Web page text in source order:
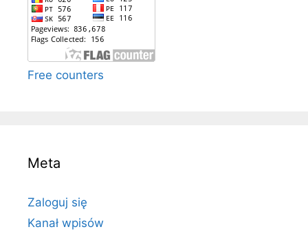
Free counters
Meta
Zaloguj się
Kanał wpisów